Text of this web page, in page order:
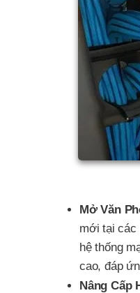
Mở Văn
mới tại các
hệ thống
cao, đáp
Nâng Cấp